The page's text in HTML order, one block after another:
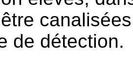
de détection.